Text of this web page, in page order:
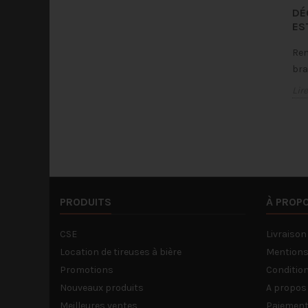
PRODUITS
CSE
Location de tireuses à bière
Promotions
Nouveaux produits
Meilleures ventes
À
A